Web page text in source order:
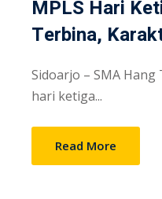
MPLS Hari
Terbina,
Sidoarjo – SMA
hari ketiga...
Read More